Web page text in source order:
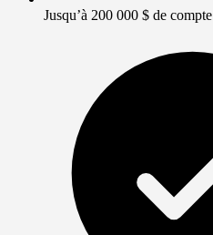
Jusqu’à 200 000 $ de compte